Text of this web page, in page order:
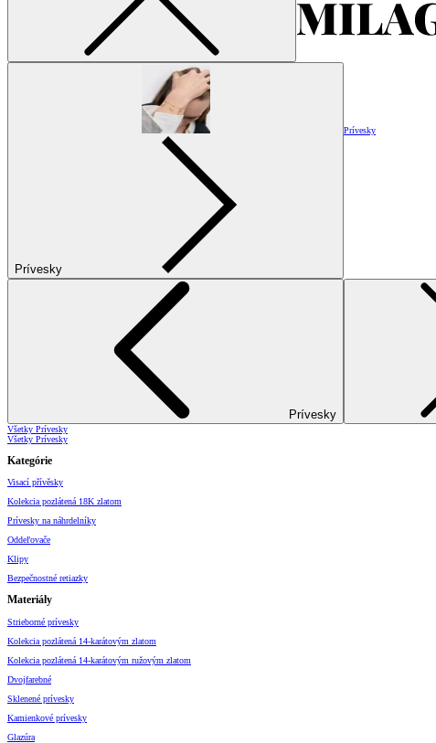
Prívesky
Prívesky
Prívesky
Všetky Prívesky
Všetky Prívesky
Kategórie
Visací přívěsky
Kolekcia pozlátená 18K zlatom
Prívesky na náhrdelníky
Oddeľovače
Klipy
Bezpečnostné retiazky
Materiály
Strieborné prívesky
Kolekcia pozlátená 14-karátovým zlatom
Kolekcia pozlátená 14-karátovým ružovým zlatom
Dvojfarebné
Sklenené prívesky
Kamienkové prívesky
Glazúra